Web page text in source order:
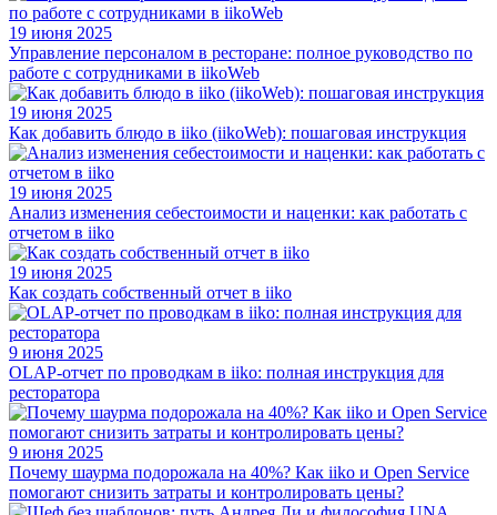
19 июня 2025
Управление персоналом в ресторане: полное руководство по
работе с сотрудниками в iikoWeb
19 июня 2025
Как добавить блюдо в iiko (iikoWeb): пошаговая инструкция
19 июня 2025
Анализ изменения себестоимости и наценки: как работать с
отчетом в iiko
19 июня 2025
Как создать собственный отчет в iiko
9 июня 2025
OLAP-отчет по проводкам в iiko: полная инструкция для
ресторатора
9 июня 2025
Почему шаурма подорожала на 40%? Как iiko и Open Service
помогают снизить затраты и контролировать цены?